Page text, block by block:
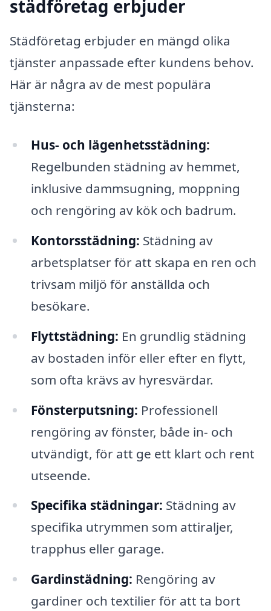
städföretag erbjuder
Städföretag erbjuder en mängd olika
tjänster anpassade efter kundens behov.
Här är några av de mest populära
tjänsterna:
Hus- och lägenhetsstädning:
Regelbunden städning av hemmet,
inklusive dammsugning, moppning
och rengöring av kök och badrum.
Kontorsstädning: Städning av
arbetsplatser för att skapa en ren och
trivsam miljö för anställda och
besökare.
Flyttstädning: En grundlig städning
av bostaden inför eller efter en flytt,
som ofta krävs av hyresvärdar.
Fönsterputsning: Professionell
rengöring av fönster, både in- och
utvändigt, för att ge ett klart och rent
utseende.
Specifika städningar: Städning av
specifika utrymmen som attiraljer,
trapphus eller garage.
Gardinstädning: Rengöring av
gardiner och textilier för att ta bort